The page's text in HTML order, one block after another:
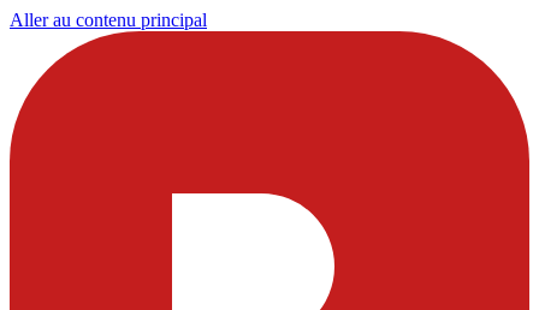
Aller au contenu principal